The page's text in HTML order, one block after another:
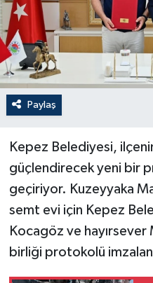
Paylaş
Kepez Belediyesi,
güçlendirecek yeni bir
geçiriyor. Kuzeyyaka
semt evi için Kepez
Kocagöz ve hayırsever
birliği protokolü